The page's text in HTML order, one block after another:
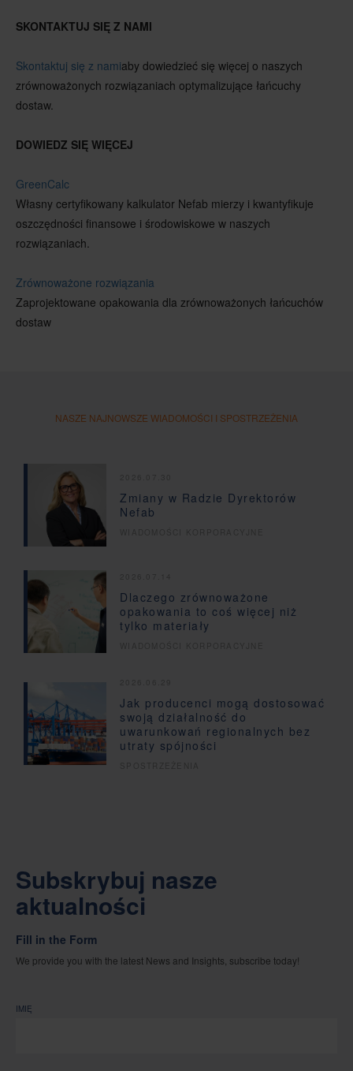
SKONTAKTUJ SIĘ Z NAMI
Skontaktuj się z namiaby dowiedzieć się więcej o naszych
zrównoważonych rozwiązaniach optymalizujące łańcuchy
dostaw.
DOWIEDZ SIĘ WIĘCEJ
GreenCalc
Własny certyfikowany kalkulator Nefab mierzy i kwantyfikuje
oszczędności finansowe i środowiskowe w naszych
rozwiązaniach.
Zrównoważone rozwiązania
Zaprojektowane opakowania dla zrównoważonych łańcuchów
dostaw
NASZE NAJNOWSZE WIADOMOŚCI I SPOSTRZEŻENIA
Zmiany w Radzie Dyrektorów
Nefab
Dlaczego zrównoważone
opakowania to coś więcej niż
tylko materiały
Jak producenci mogą dostosować
swoją działalność do
uwarunkowań regionalnych bez
utraty spójności
Subskrybuj nasze
aktualności
Fill in the Form
We provide you with the latest News and Insights, subscribe today!
IMIĘ